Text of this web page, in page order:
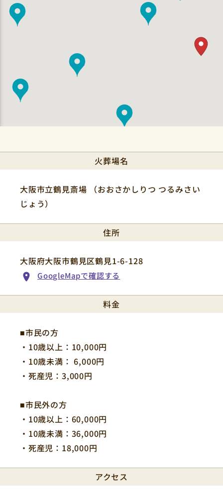
火葬場名
大阪市立鶴見斎場 （おおさかしりつ つるみさい
じょう）
住所
大阪府大阪市鶴見区鶴見1-6-128
GoogleMapで確認する
料金
■市民の方
・10歳以上：10,000円
・10歳未満： 6,000円
・死産児：3,000円
■市民外の方
・10歳以上：60,000円
・10歳未満：36,000円
・死産児：18,000円
アクセス